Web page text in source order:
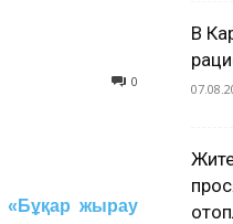
0
«Бұқар жырау
В